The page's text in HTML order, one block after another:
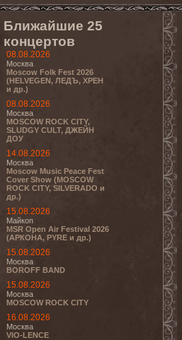
Ближайшие 25
концертов
08.08.2026
Москва
Moscow Folk Fest 2026
(HELVEGEN, ЛЕДЪ, ХРЕН
и др.)
08.08.2026
Москва
MOSCOW ROCK CITY,
SLUDGY CULT, ДЖЕЙН
ДОУ
14.08.2026
Москва
Moscow Music Peace Fest
Cover Show (MOSCOW
ROCK CITY, SILVERADO и
др.)
15.08.2026
Майкоп
MSR Open Air Festival 2026
(АРКОНА, PYRE и др.)
15.08.2026
Москва
BOROFF BAND
15.08.2026
Москва
MOSCOW ROCK CITY
16.08.2026
Москва
VIO-LENCE